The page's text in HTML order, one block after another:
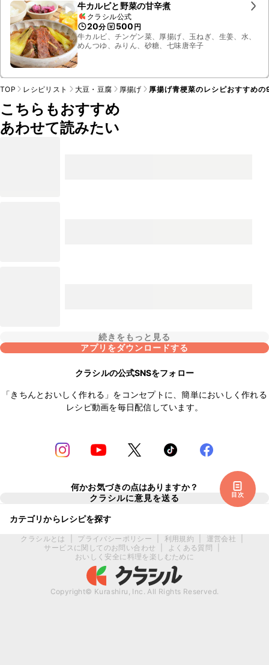
牛カルビと野菜の甘辛煮
クラシル公式
20分 500 円
牛カルビ、チンゲン菜、厚揚げ、玉ねぎ、生姜、水、
めんつゆ、みりん、砂糖、七味唐辛子
目次
TOP レシピリスト 大豆・豆腐 厚揚げ 厚揚げ青梗菜のレシピおすすめの
こちらもおすすめ
あわせて読みたい
続きをもっと見る
アプリをダウンロードする
クラシルの公式SNSをフォロー
「きちんとおいしく作れる」をコンセプトに、簡単においしく作れる
レシピ動画を毎日配信しています。
何かお気づきの点はありますか？
クラシルに意見を送る
カテゴリからレシピを探す
クラシルとは プライバシーポリシー 利用規約 運営会社
サービスに関してのお問い合わせ
よくある質問
おいしく安全に料理を楽しむために
Copyright© Kurashiru, Inc. All Rights Reserved.